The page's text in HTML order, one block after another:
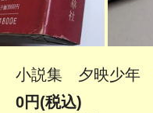
小説集 夕映少年
0円(税込)